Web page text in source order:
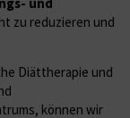
zu reduzieren und
Diättherapie und
können wir